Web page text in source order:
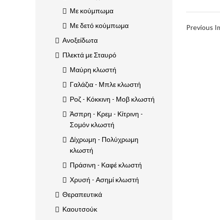
Previous
Με κούμπωμα
Με δετό κούμπωμα
Ανοξείδωτα
Πλεκτά με Σταυρό
Μαύρη κλωστή
Γαλάζια - Μπλε κλωστή
Ροζ - Κόκκινη - Μοβ κλωστή
Άσπρη - Κρεμ - Κίτρινη -
Σομόν κλωστή
Δίχρωμη - Πολύχρωμη
κλωστή
Πράσινη - Καφέ κλωστή
Χρυσή - Ασημί κλωστή
Θεραπευτικά
Καουτσούκ